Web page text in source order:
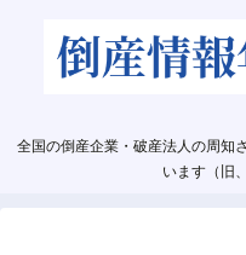
全国の倒産企業・破産法人の周知
います（旧